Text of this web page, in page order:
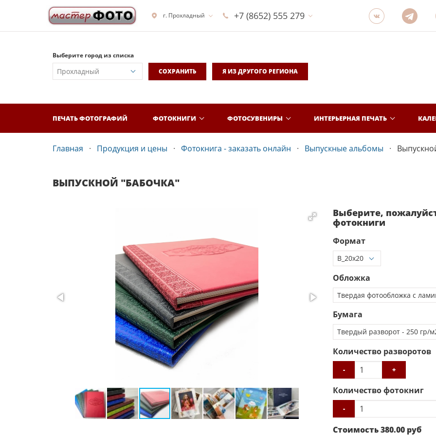
г. Прохладный +7 (8652) 555 279
Выберите город из списка
СОХРАНИТЬ
Я ИЗ ДРУГОГО РЕГИОНА
ПЕЧАТЬ ФОТОГРАФИЙ ФОТОКНИГИ ФОТОСУВЕНИРЫ ИНТЕРЬЕРНАЯ ПЕЧАТЬ
Главная Продукция и цены Фотокнига - заказать онлайн Выпускные альбомы
ВЫПУСКНОЙ "БАБОЧКА"
Выберите,
фотокниги
Формат
Обложка
Бумага
Количество разворотов
- +
Количество фотокниг
-
Стоимость380.00 руб